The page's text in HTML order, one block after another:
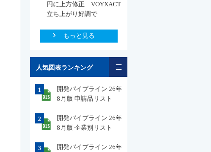
円に上方修正 VOYXACT
立ち上がり好調で
もっと見る
人気図表ランキング
1
開発パイプライン 26年
8月版 申請品リスト
2
開発パイプライン 26年
8月版 企業別リスト
3
開発パイプライン 26年